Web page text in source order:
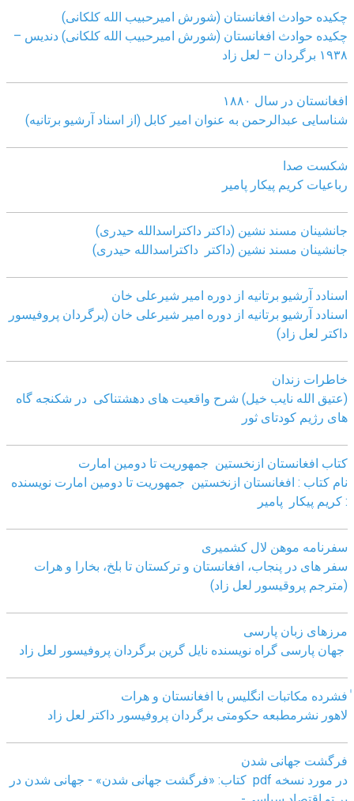
چکیده حوادث افغانستان (شورش امیرحبیب الله کلکانی)
چکیده حوادث افغانستان (شورش امیرحبیب الله کلکانی) دندیس –
١٩٣٨ برگردان – لعل زاد
افغانستان در سال ۱۸۸۰
شناسایی عبدالرحمن به عنوان امیر کابل (از اسناد آرشیو برتانیه)
شکست صدا
رباعیات کریم پیکار پامیر
جانشینان مسند نشین (داکتر داکتراسدالله حیدری)
جانشینان مسند نشین (داکتر داکتراسدالله حیدری)
اسنادد آرشیو برتانیه از دوره امیر شیرعلی خان
اسنادد آرشیو برتانیه از دوره امیر شیرعلی خان (برگردان پروفیسور
داکتر لعل زاد)
خاطرات زندان
(عتیق الله نایب خیل) شرح واقعیت های دهشتناکی در شکنجه گاه
های رژیم کودتای ثور
کتاب افغانستان ازنخستین جمهوریت تا دومین امارت
نام کتاب : افغانستان ازنخستین جمهوریت تا دومین امارت نویسنده
: کریم پیکار پامیر
سفرنامه موهن لال کشمیری
سفر های در پنجاب، افغانستان و ترکستان تا بلخ، بخارا و هرات
(مترجم پروقیسور لعل زاد)
مرزهای زبان پارسی
جهان پارسی گراه نویسنده نایل گرین برگردان پروفیسور لعل زاد
ٰفشرده مکاتبات انگلیس با افغانستان و هرات
لاهور نشرمطبعه حکومتی برگردان پروفیسور داکتر لعل زاد
فرگشت جهانی شدن
در مورد نسخه pdf کتاب: «فرگشت جهانی شدن» - جهانی شدن در